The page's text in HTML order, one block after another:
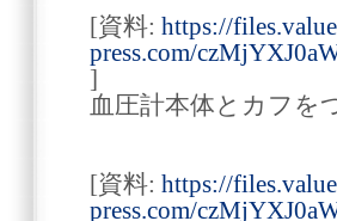
[資料: https://
press.com/
]
血圧計本体とカフを
[資料: https://
press.com/